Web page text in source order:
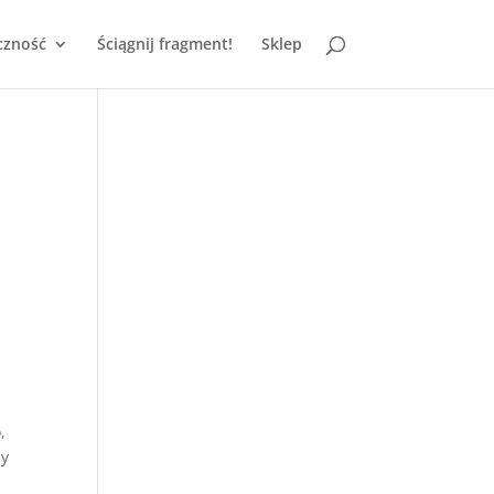
Ściągnij fragment! Sklep